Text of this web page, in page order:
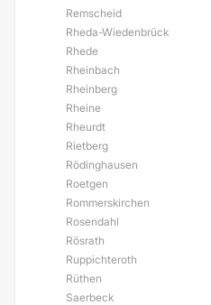
Remscheid
Rheda-Wiedenbrück
Rhede
Rheinbach
Rheinberg
Rheine
Rheurdt
Rietberg
Rödinghausen
Roetgen
Rommerskirchen
Rosendahl
Rösrath
Ruppichteroth
Rüthen
Saerbeck